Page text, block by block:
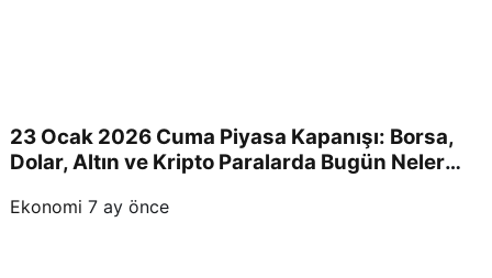
23 Ocak 2026 Cuma Piyasa Kapanışı: Borsa,
Dolar, Altın ve Kripto Paralarda Bugün Neler
Ekonomi 7 ay önce